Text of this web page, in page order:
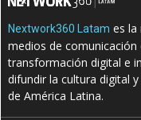
Nextwork360 Latam es la
medios de
transformación digital e
difundir la cultura digital
de América Latina.